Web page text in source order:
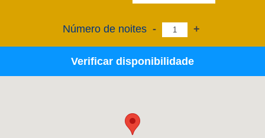
Número de noites - +
Verificar disponibilidade